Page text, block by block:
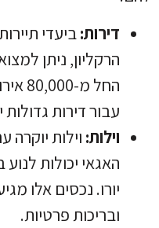
דירות:ביעדי
הרקליון, ניתן
החל
עבור דירות
וילות: וילות
יורו. נכסים אלו
ובריכות פרטיות.